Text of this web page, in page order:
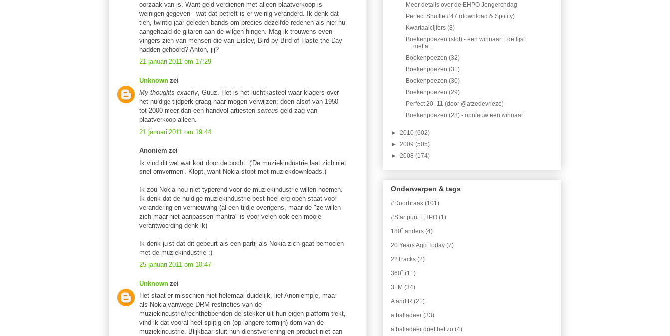
oorzaak van is. Want geld verdienen met alleen plaatverkoop is
weinigen gegeven - wat dat betreft is er weinig veranderd. Ik denk dat
tien, twintig jaar geleden bands om precies dezelfde redenen als hier nu
aangehaald de gitaren aan de wilgen hingen. Mag ik trouwens even
vingers zien van mensen die van Eisley, Bird by Bird of Haste the Day
hadden gehoord? Anton, jij?
21 januari 2011 om 17:29
Unknown zei
My thoughts exactly, Guuz. Het is het luchtkasteel waar klagers over
het huidige tijdperk graag naar mogen verwijzen: doen alsof van 1950
tot 2000 meer dan een handvol artiesten serieus geld zag van
plaatverkoop alleen.
21 januari 2011 om 19:44
Anoniem zei
Ik vind dit wel wat kort door de bocht: ('De muziekindustrie laat zich niet
snel omvormen'. Klopt, want Nokia stopt met muziekdownloads.)
Ik zou Nokia nou niet typerend voor de muziekindustrie willen noemen.
Ik denk dat de huidige muziekindustrie best heel erg open staat voor
verandering en vernieuwing (al een tijdje overigens, maar de "ze willen
zich maar niet aanpassen-mantra" is voor velen ook een mooie
verantwoording denk ik)
Ik denk juist dat dit gebeurt als een partij als Nokia zich gaat bemoeien
met de muziekindustrie :)
25 januari 2011 om 10:47
Unknown zei
Het staat er misschien niet helemaal duidelijk, lief Anoniempje, maar
als Nokia vanwege DRM-restricties van de
muziekindustrie/rechthebbenden de stekker uit hun eigen platform trekt,
vind ik dat vooral heel spijtig en (op langere termijn) dom van de
muziekindustrie. Blijkbaar sluit hun dienstverlening en product niet aan
Meer details over de EHPO Jongerendag
Perfect Shuffle #47 (download & Spotify)
Kwartaalcijfers (8)
Boekenpoezen (slot) - een winnaar + de lijst
met a...
Boekenpoezen (32)
Boekenpoezen (31)
Boekenpoezen (30)
Boekenpoezen (29)
Perfect 20_11 (door @atzedevrieze)
Boekenpoezen (28) - opnieuw een winnaar
► 2010 (602)
► 2009 (505)
► 2008 (174)
Onderwerpen & tags
#Doorbraak (101)
#Startpunt EHPO (1)
180˚ anders (4)
20 Years Ago Today (7)
22Tracks (2)
360˚ (11)
3FM (34)
A and R (21)
a balladeer (33)
a balladeer doet het zo (4)